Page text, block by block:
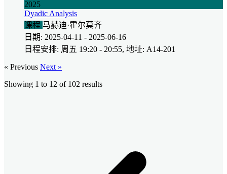
2025
Dyadic Analysis
课程 马赫迪·霍尔莫齐
日期: 2025-04-11 - 2025-06-16
日程安排: 周五 19:20 - 20:55, 地址: A14-201
« Previous Next »
Showing 1 to 12 of 102 results